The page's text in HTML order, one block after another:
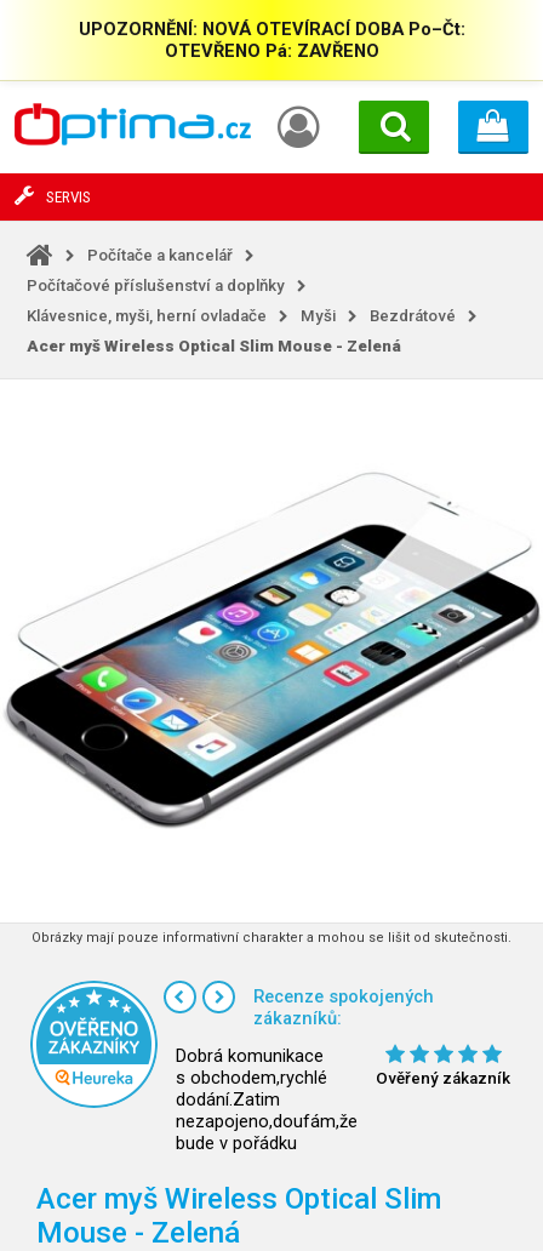
UPOZORNĚNÍ: NOVÁ OTEVÍRACÍ DOBA Po–Čt:
OTEVŘENO Pá: ZAVŘENO
SERVIS
Počítače a kancelář
Počítačové příslušenství a doplňky
Klávesnice, myši, herní ovladače
Myši
Bezdrátové
Acer myš Wireless Optical Slim Mouse - Zelená
Obrázky mají pouze informativní charakter a mohou se lišit od skutečnosti.
Recenze spokojených
zákazníků:
Dobrá komunikace
s obchodem,rychlé
dodání.Zatim
nezapojeno,doufám,že
bude v pořádku
Ověřený zákazník
Acer myš Wireless Optical Slim
Mouse - Zelená